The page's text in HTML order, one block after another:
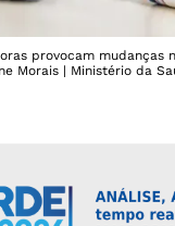
provocam mudanças
Morais | Ministério da